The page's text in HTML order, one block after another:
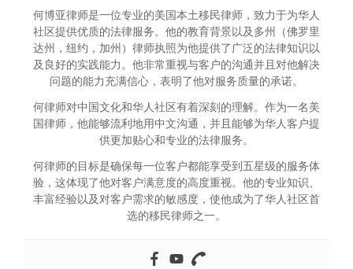
何博亚律师是一位专业的美国本土移民律师，致力于为华人
社区提供优质的法律服务。他的教育背景以及多州（佛罗里
达州，纽约，加州）律师执照为他提供了广泛的法律知识以
及良好的实践能力。他非常重视与客户的沟通并且对他解决
问题的能力充满信心，表明了他对服务质量的承诺。
何律师对中国文化和华人社区有着深刻的理解。作为一名美
国律师，他能够流利地用中文沟通，并且能够为华人客户提
供更加贴心和专业的法律服务。
何律师的目标是确保每一位客户都能享受到五星级的服务体
验，这体现了他对客户满意度的高度重视。他的专业知识、
丰富经验以及对客户需求的敏感度，使他成为了华人社区首
选的移民律师之一。